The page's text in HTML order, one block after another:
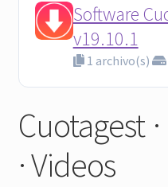
Software
v19.10.1
1 archivo(s)
Cuotagest
· Videos